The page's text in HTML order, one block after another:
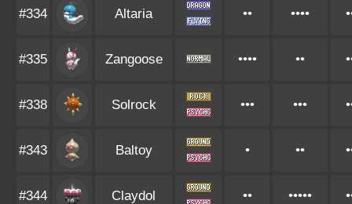
#334 Altaria •• ••••
#335 Zangoose •••• ••
#338 Solrock ••• •••
#343 Baltoy • ••
#344 Claydol •• •••••